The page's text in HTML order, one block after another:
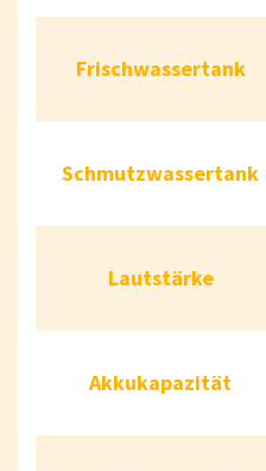
Frischwassertank
Schmutzwassertank
Lautstärke
Akkukapazität
Frischwassertank
Schmutzwassertank
Lautstärke
Akkukapazität